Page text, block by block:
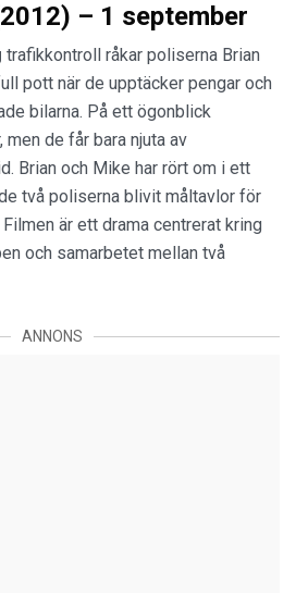
– 1 september
trafikkontroll råkar poliserna Brian
pott när de upptäcker pengar och
bilarna. På ett ögonblick
de får bara njuta av
Brian och Mike har rört om i ett
två poliserna blivit måltavlor för
är ett drama centrerat kring
och samarbetet mellan två
ANNONS